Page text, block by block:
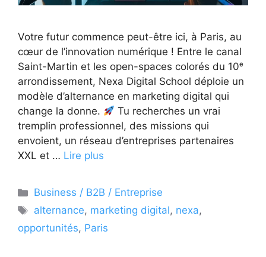
Votre futur commence peut-être ici, à Paris, au
cœur de l’innovation numérique ! Entre le canal
Saint-Martin et les open-spaces colorés du 10ᵉ
arrondissement, Nexa Digital School déploie un
modèle d’alternance en marketing digital qui
change la donne.
Tu recherches un vrai
tremplin professionnel, des missions qui
envoient, un réseau d’entreprises partenaires
XXL et … Lire plus
Catégories
Business / B2B / Entreprise
Étiquettes
alternance, marketing digital, nexa,
opportunités, Paris